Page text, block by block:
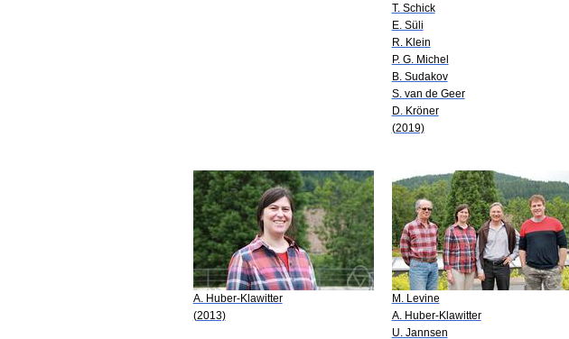
T. Schick
E. Süli
R. Klein
P. G. Michel
B. Sudakov
S. van de Geer
D. Kröner
(2019)
A. Huber-Klawitter
(2013)
M. Levine
A. Huber-Klawitter
U. Jannsen